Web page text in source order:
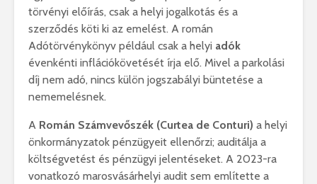
törvényi előírás, csak a helyi jogalkotás és a
szerződés köti ki az emelést. A román
Adótörvénykönyv például csak a helyi adók
évenkénti inflációkövetését írja elő. Mivel a parkolási
díj nem adó, nincs külön jogszabályi büntetése a
nememelésnek.
A Román Számvevőszék (Curtea de Conturi) a helyi
önkormányzatok pénzügyeit ellenőrzi; auditálja a
költségvetést és pénzügyi jelentéseket. A 2023-ra
vonatkozó marosvásárhelyi audit sem említette a